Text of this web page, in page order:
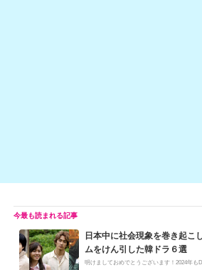
日本中に社会現象を巻き起こ
ムをけん引した韓ドラ６選
明けましておめでとうございます！2024年も